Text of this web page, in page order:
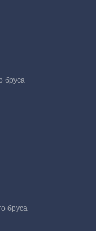
бруса
бруса